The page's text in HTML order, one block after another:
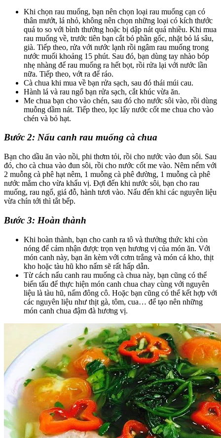
Khi chọn rau muống, bạn nên chọn loại rau muống cạn có
thân mướt, lá nhỏ, không nên chọn những loại có kích thước
quá to so với bình thường hoặc bị dập nát quá nhiều. Khi mua
rau muống về, trước tiên bạn cắt bỏ phần gốc, nhặt bỏ lá sâu,
già. Tiếp theo, rửa với nước lạnh rồi ngâm rau muống trong
nước muối khoảng 15 phút. Sau đó, bạn dùng tay nhào bóp
nhẹ nhàng để rau muống ra hết bọt, rồi rửa lại với nước lần
nữa. Tiếp theo, vớt ra để ráo.
Cà chua khi mua về bạn rửa sạch, sau đó thái múi cau.
Hành lá và rau ngổ bạn rửa sạch, cắt khúc vừa ăn.
Me chua bạn cho vào chén, sau đó cho nước sôi vào, rồi dùng
muỗng dầm nát. Tiếp theo, lọc lấy nước cốt me chua cho vào
chén và bỏ hạt.
Bước 2: Nấu canh rau muống cà chua
Bạn cho dầu ăn vào nồi, phi thơm tỏi, rồi cho nước vào đun sôi. Sau
đó, cho cà chua vào đun sôi, rồi cho nước cốt me vào. Nêm nếm với
2 muỗng cà phê hạt nêm, 1 muỗng cà phê đường, 1 muỗng cà phê
nước mắm cho vừa khẩu vị. Đợi đến khi nước sôi, bạn cho rau
muống, rau ngổ, giá đỗ, hành tươi vào. Nấu đến khi các nguyên liệu
vừa chín tới thì tắt bếp.
Bước 3: Hoàn thành
Khi hoàn thành, bạn cho canh ra tô và thưởng thức khi còn
nóng để cảm nhận được trọn vẹn hương vị của món ăn. Với
món canh này, bạn ăn kèm với cơm trắng và món cá kho, thịt
kho hoặc tàu hũ kho nấm sẽ rất hấp dẫn.
Từ cách nấu canh rau muống cà chua này, bạn cũng có thể
biến tấu để thực hiện món canh chua chay cùng với nguyên
liệu là tàu hũ, nấm đông cô. Hoặc bạn cũng có thể kết hợp với
các nguyên liệu như thịt gà, tôm, cua… để tạo nên những
món canh chua đậm đà hương vị.